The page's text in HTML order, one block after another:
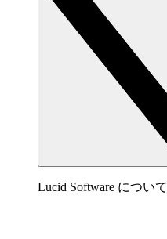
Lucid Software について